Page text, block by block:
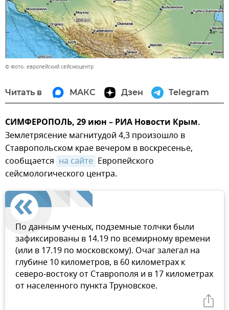
© Фото: европейский сейсмоцентр
Читать в МАКС Дзен Telegram
СИМФЕРОПОЛЬ, 29 июн – РИА Новости Крым.
Землетрясение магнитудой 4,3 произошло в
Ставропольском крае вечером в воскресенье,
сообщается на сайте Европейского
сейсмологического центра.
По данным ученых, подземные толчки были
зафиксированы в 14.19 по всемирному времени
(или в 17.19 по московскому). Очаг залегал на
глубине 10 километров, в 60 километрах к
северо-востоку от Ставрополя и в 17 километрах
от населенного пункта Труновское.